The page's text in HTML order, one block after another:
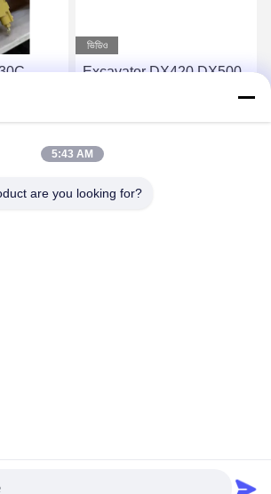
193-
পাম্প
ভিডিও
Excavator DX420 DX500
পাম্প
পাম্প সরবরাহকারী। কপিরাইট © 2022-2026 BETTER PARTS
5:43 AM
are you looking for?